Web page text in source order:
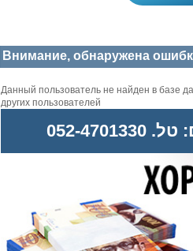
Внимание, обнаружена
Данный пользователь не найден в базе
других пользователей